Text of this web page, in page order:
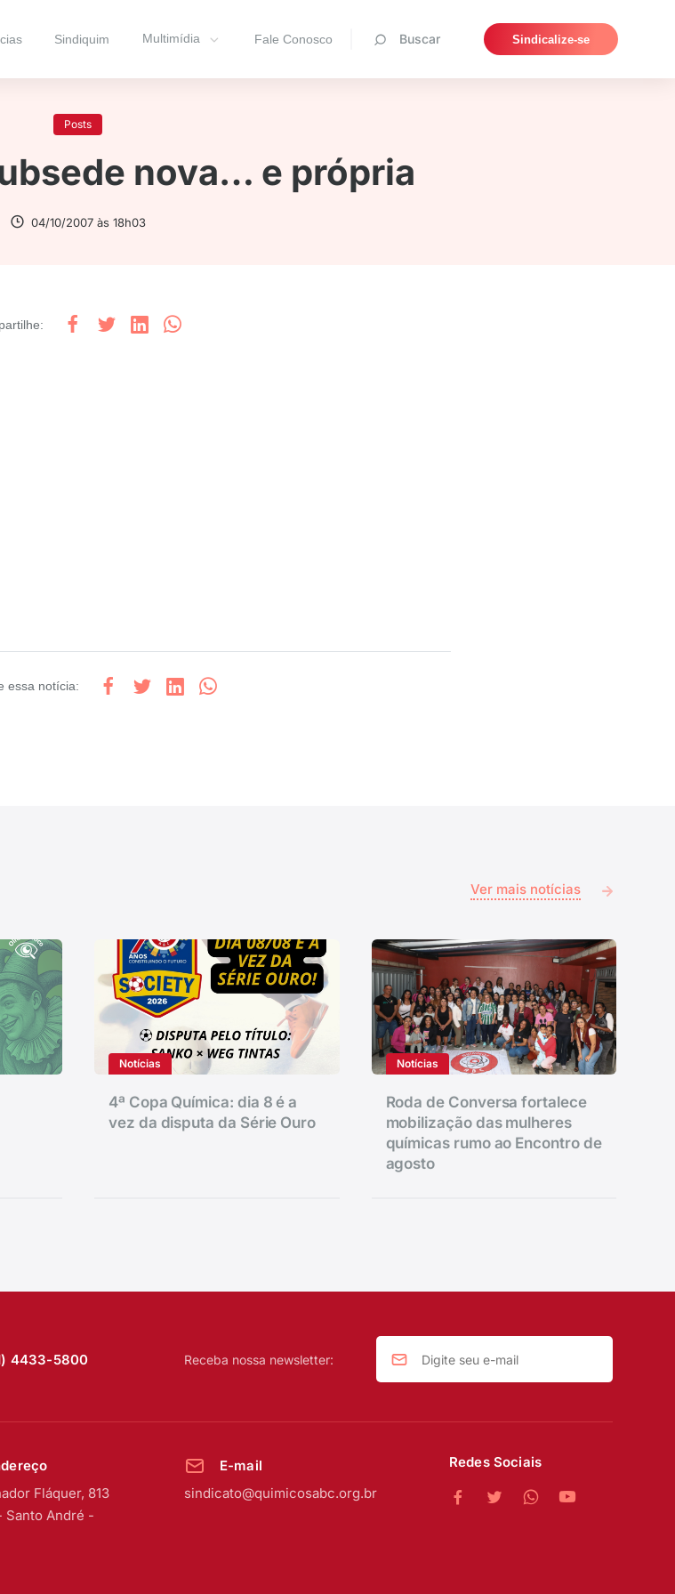
Sindiquim Multimídia Fale Conosco Buscar Sindicalize-se
Pesquisar
Posts
nova… e própria
04/10/2007 às 18h03
:
essa notícia:
Ver mais notícias
Notícias
4ª Copa Química: dia 8 é a
vez da disputa da Série Ouro
Notícias
Roda de Conversa fortalece
mobilização das mulheres
químicas rumo ao Encontro de
agosto
4433-5800 Receba nossa newsletter:
Fláquer, 813
Santo André -
E-mail
sindicato@quimicosabc.org.br
Redes Sociais